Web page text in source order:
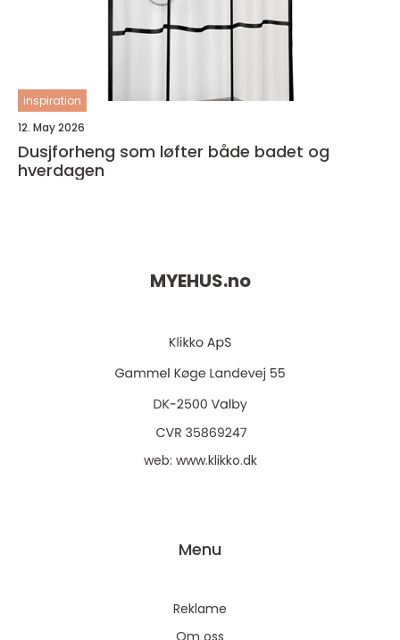
inspiration
12. May 2026
Dusjforheng som løfter både badet og
hverdagen
MYEHUS.no
web: www.klikko.dk
Menu
Reklame